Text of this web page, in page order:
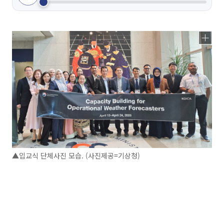
▲입교식 단체사진 모습. (사진제공=기상청)